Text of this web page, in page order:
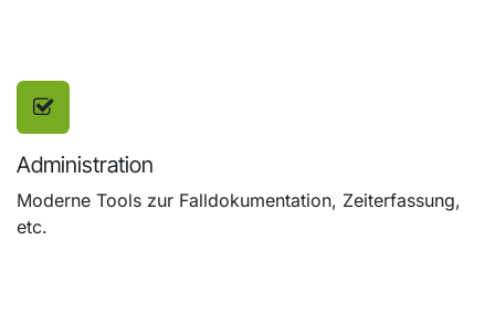
Administration
Moderne Tools zur Falldokumentation, Zeiterfassung,
etc.